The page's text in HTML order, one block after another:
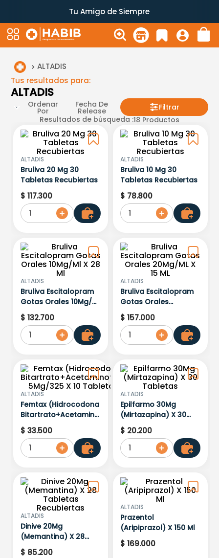
Tu Amigo de Siempre
ALTADIS
Tus resultados para:
ALTADIS
Ordenar
Por
Fecha De
Release
Filtrar
Resultados de búsqueda :18 Productos
ALTADIS
Bruliva 20 Mg 30
Tabletas Recubiertas
$ 117.300
1
ALTADIS
Bruliva 10 Mg 30
Tabletas Recubiertas
$ 78.800
1
ALTADIS
Bruliva Escitalopram
Gotas Orales 10Mg/Ml
X 28 Ml
$ 132.700
1
ALTADIS
Bruliva Escitalopram
Gotas Orales
20Mg/ML X 15 ML
$ 157.000
1
ALTADIS
Femtax (Hidrocodona
Bitartrato+Acetaminofen)
5Mg/325 X 10
Tabletas
$ 33.500
1
ALTADIS
Epilfarmo 30Mg
(Mirtazapina) X 30
Tabletas
$ 20.200
1
ALTADIS
Dinive 20Mg
(Memantina) X 28
Tabletas Recubiertas
$ 85.200
ALTADIS
Prazentol
(Aripiprazol) X 150 Ml
$ 169.000